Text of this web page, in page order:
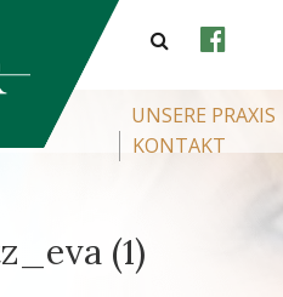
UNSERE PRAXIS
KONTAKT
(1)